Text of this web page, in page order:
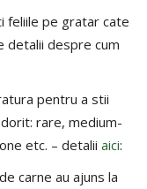
feliile pe gratar cate
detalii despre cum
pentru a stii
rare, medium-
etc. – detalii aici:
carne au ajuns la